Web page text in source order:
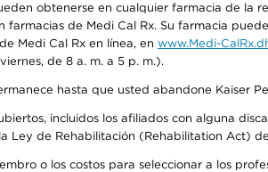
obtenerse en cualquier farmacia de la
de Medi Cal Rx. Su farmacia
Medi Cal Rx en línea, en www.Medi-
de 8 a. m. a 5 p. m.).
hasta que usted abandone Kaiser
incluidos los afiliados con alguna
Ley de Rehabilitación (Rehabilitation Act)
o los costos para seleccionar a los